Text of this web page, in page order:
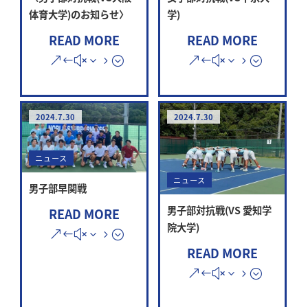
体育大学)のお知らせ〉
READ MORE
学)
READ MORE
2024.7.30
ニュース
男子部早関戦
READ MORE
2024.7.30
ニュース
男子部対抗戦(VS 愛知学
院大学)
READ MORE